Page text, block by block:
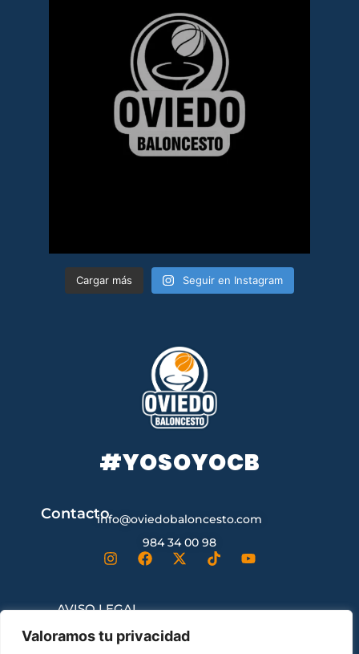
Valoramos tu privacidad
Cargar más Seguir en Instagram
#YOSOYOCB
Contactoinfo@oviedobaloncesto.com
984 34 00 98
AVISO LEGAL